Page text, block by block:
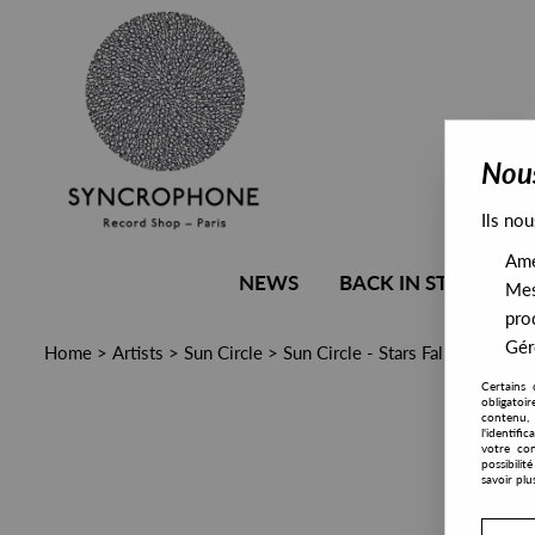
NEWS BACK IN STOCK
Home > Artists > Sun Circle > Sun Circle - Stars Fall Down
Ils
Certains
contenu,
votre
savoir